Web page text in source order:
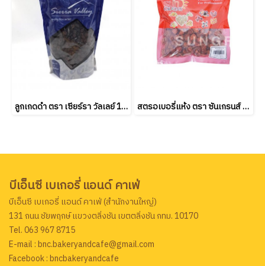
ลูกเกดดำ ตรา เซียร์รา วัลเลย์ 1000 กรัม SIERRA VALLEY BLACK RAISINS 1000 g. สตรอเบอรี่แห้ง ตรา ซันเกรนส์ 500 กรัม SUNGRAINS DRIED STRAWBERRY 500 g.
บีเอ็นซี เบเกอรี่ แอนด์ คาเฟ่
บีเอ็นซี เบเกอรี่ แอนด์ คาเฟ่ (สำนักงานใหญ่)
131 ถนน ชัยพฤกษ์ แขวงตลิ่งชัน เขตตลิ่งชัน กทม. 10170
Tel. 063 967 8715
E-mail : bnc.bakeryandcafe@gmail.com
Facebook : bncbakeryandcafe